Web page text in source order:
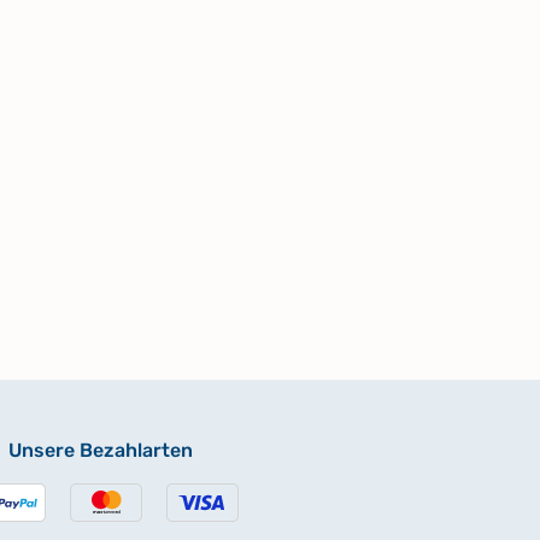
Unsere Bezahlarten